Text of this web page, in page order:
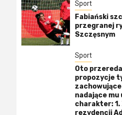
Sport
Fabiański
przegranej
Szczęsnym
Sport
Oto
propozycje
nadające mu
charakter: 1.
rezydencji